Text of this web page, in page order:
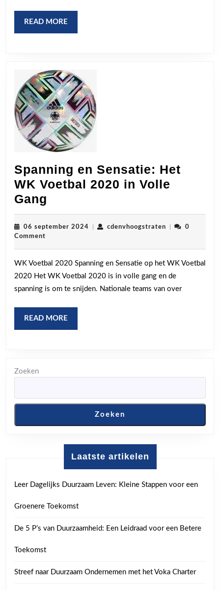
READ MORE
MORE
Spanning en Sensatie: Het
WK Voetbal 2020 in Volle
Gang
en
Sensatie:
WK
Voetbal
2020
Volle
Gang
06 september 2024 cdenvhoogstraten
0
Comment
WK Voetbal 2020 Spanning en Sensatie op het WK Voetbal
2020 Het WK Voetbal 2020 is in volle gang en de
spanning is om te snijden. Nationale teams van over
READ MORE
MORE
Zoeken
Zoeken
Laatste artikelen
Leer Dagelijks Duurzaam Leven: Kleine Stappen voor een
Groenere Toekomst
De 5 P’s van Duurzaamheid: Een Leidraad voor een Betere
Toekomst
Streef naar Duurzaam Ondernemen met het Voka Charter